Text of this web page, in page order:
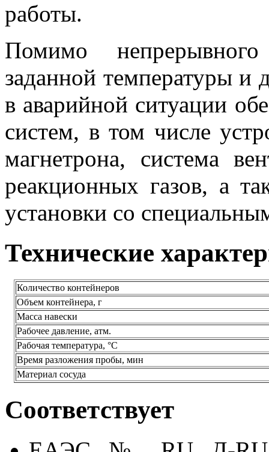
работы.
Помимо
заданной температуры и
в аварийной ситуации
систем, в том числе
магнетрона, система
реакционных газов, а
установки со
Технические
Количество контейнеров
Объем контейнера, г
Масса навески
Рабочее давление, атм.
Рабочая температура, °С
Время разложения пробы, мин
Материал сосуда
Соответствует